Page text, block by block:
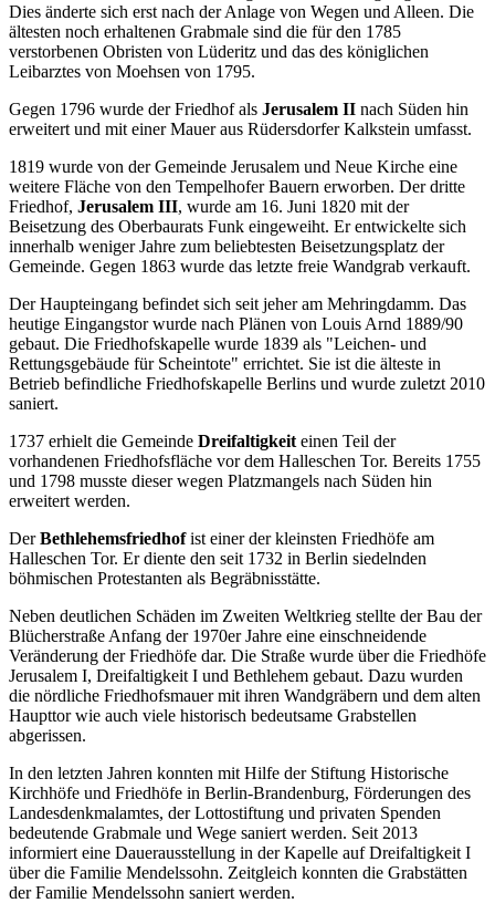
Dies änderte sich erst nach der Anlage von Wegen und Alleen. Die
ältesten noch erhaltenen Grabmale sind die für den 1785
verstorbenen Obristen von Lüderitz und das des königlichen
Leibarztes von Moehsen von 1795.
Gegen 1796 wurde der Friedhof als Jerusalem II nach Süden hin
erweitert und mit einer Mauer aus Rüdersdorfer Kalkstein umfasst.
1819 wurde von der Gemeinde Jerusalem und Neue Kirche eine
weitere Fläche von den Tempelhofer Bauern erworben. Der dritte
Friedhof, Jerusalem III, wurde am 16. Juni 1820 mit der
Beisetzung des Oberbaurats Funk eingeweiht. Er entwickelte sich
innerhalb weniger Jahre zum beliebtesten Beisetzungsplatz der
Gemeinde. Gegen 1863 wurde das letzte freie Wandgrab verkauft.
Der Haupteingang befindet sich seit jeher am Mehringdamm. Das
heutige Eingangstor wurde nach Plänen von Louis Arnd 1889/90
gebaut. Die Friedhofskapelle wurde 1839 als "Leichen- und
Rettungsgebäude für Scheintote" errichtet. Sie ist die älteste in
Betrieb befindliche Friedhofskapelle Berlins und wurde zuletzt 2010
saniert.
1737 erhielt die Gemeinde Dreifaltigkeit einen Teil der
vorhandenen Friedhofsfläche vor dem Halleschen Tor. Bereits 1755
und 1798 musste dieser wegen Platzmangels nach Süden hin
erweitert werden.
DerBethlehemsfriedhofist einer der kleinsten Friedhöfe am
Halleschen Tor. Er diente den seit 1732 in Berlin siedelnden
böhmischen Protestanten als Begräbnisstätte.
Neben deutlichen Schäden im Zweiten Weltkrieg stellte der Bau der
Blücherstraße Anfang der 1970er Jahre eine einschneidende
Veränderung der Friedhöfe dar. Die Straße wurde über die Friedhöfe
Jerusalem I, Dreifaltigkeit I und Bethlehem gebaut. Dazu wurden
die nördliche Friedhofsmauer mit ihren Wandgräbern und dem alten
Haupttor wie auch viele historisch bedeutsame Grabstellen
abgerissen.
In den letzten Jahren konnten mit Hilfe der Stiftung Historische
Kirchhöfe und Friedhöfe in Berlin-Brandenburg, Förderungen des
Landesdenkmalamtes, der Lottostiftung und privaten Spenden
bedeutende Grabmale und Wege saniert werden. Seit 2013
informiert eine Dauerausstellung in der Kapelle auf Dreifaltigkeit I
über die Familie Mendelssohn. Zeitgleich konnten die Grabstätten
der Familie Mendelssohn saniert werden.